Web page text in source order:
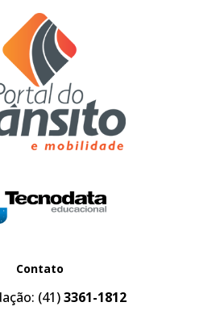
Contato
(41)3361-1812